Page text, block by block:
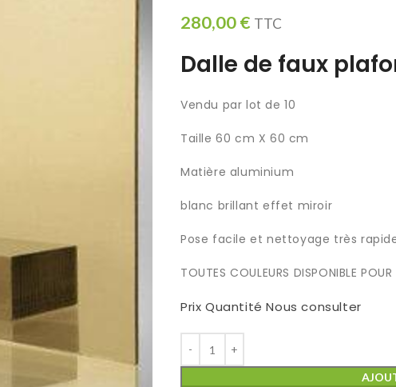
280,00€ TTC
Dalle de faux
Vendu par lot de 10
Taille 60 cm X 60 cm
Matière aluminium
blanc brillant effet miroir
Pose facile et nettoyage très
TOUTES COULEURS DISPONIBLE
Prix Quantité Nous consulter